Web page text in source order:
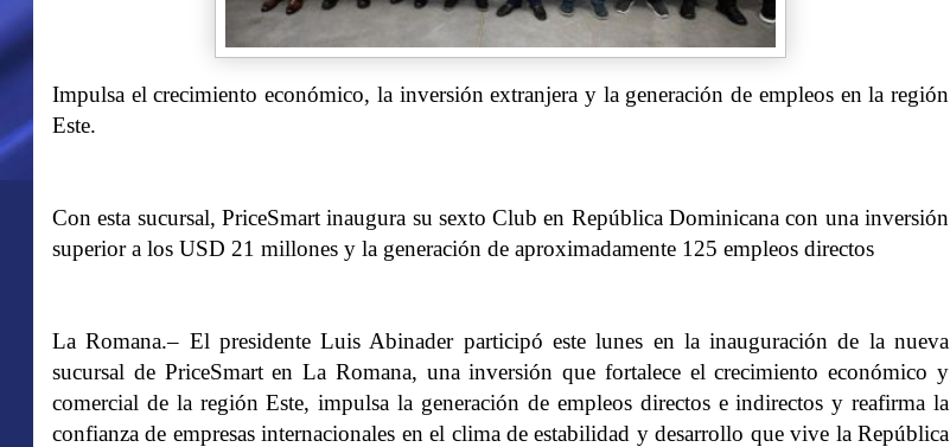
Impulsa el crecimiento económico, la inversión extranjera y la generación de empleos en la región
Este.
Con esta sucursal, PriceSmart inaugura su sexto Club en República Dominicana con una inversión
superior a los USD 21 millones y la generación de aproximadamente 125 empleos directos
La Romana.– El presidente Luis Abinader participó este lunes en la inauguración de la nueva
sucursal de PriceSmart en La Romana, una inversión que fortalece el crecimiento económico y
comercial de la región Este, impulsa la generación de empleos directos e indirectos y reafirma la
confianza de empresas internacionales en el clima de estabilidad y desarrollo que vive la República